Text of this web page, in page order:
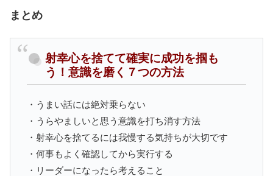
まとめ
射幸心を捨てて確実に成功を掴も
う！意識を磨く７つの方法
・うまい話には絶対乗らない
・うらやましいと思う意識を打ち消す方法
・射幸心を捨てるには我慢する気持ちが大切です
・何事もよく確認してから実行する
・リーダーになったら考えること